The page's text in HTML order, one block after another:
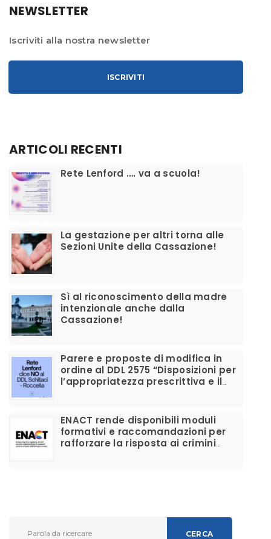
NEWSLETTER
Iscriviti alla nostra newsletter
ISCRIVITI
ARTICOLI RECENTI
​Rete Lenford …. va a scuola!
La gestazione per altri torna alle
Sezioni Unite della Cassazione!
Sì al riconoscimento della madre
intenzionale anche dalla
Cassazione!
Parere e proposte di modifica in
ordine al DDL 2575 “Disposizioni per
l’appropriatezza prescrittiva e il
ENACT rende disponibili moduli
formativi e raccomandazioni per
rafforzare la risposta ai crimini
CERCA